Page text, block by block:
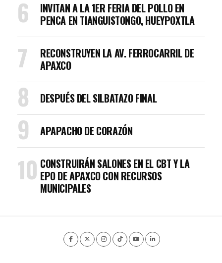
INVITAN A LA 1ER FERIA DEL POLLO EN
PENCA EN TIANGUISTONGO, HUEYPOXTLA
RECONSTRUYEN LA AV. FERROCARRIL DE
APAXCO
DESPUÉS DEL SILBATAZO FINAL
APAPACHO DE CORAZÓN
CONSTRUIRÁN SALONES EN EL CBT Y LA
EPO DE APAXCO CON RECURSOS
MUNICIPALES